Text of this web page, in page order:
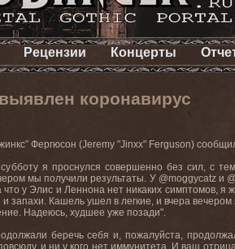
Рецензии Концерты
коронавирус
Фергюсон (Jeremy "Jinxx" Ferguson)
я проснулся совершенно без сил, с
мы получили результаты. У @moggycatz и
у Элис и Леннона нет никаких симптомов,
запахи. Кашель ушел в легкие, и вчера
Надеюсь, худшее уже позади".
беречь себя и, пожалуйста,
и ни у кого нет иммунитета. И ваш